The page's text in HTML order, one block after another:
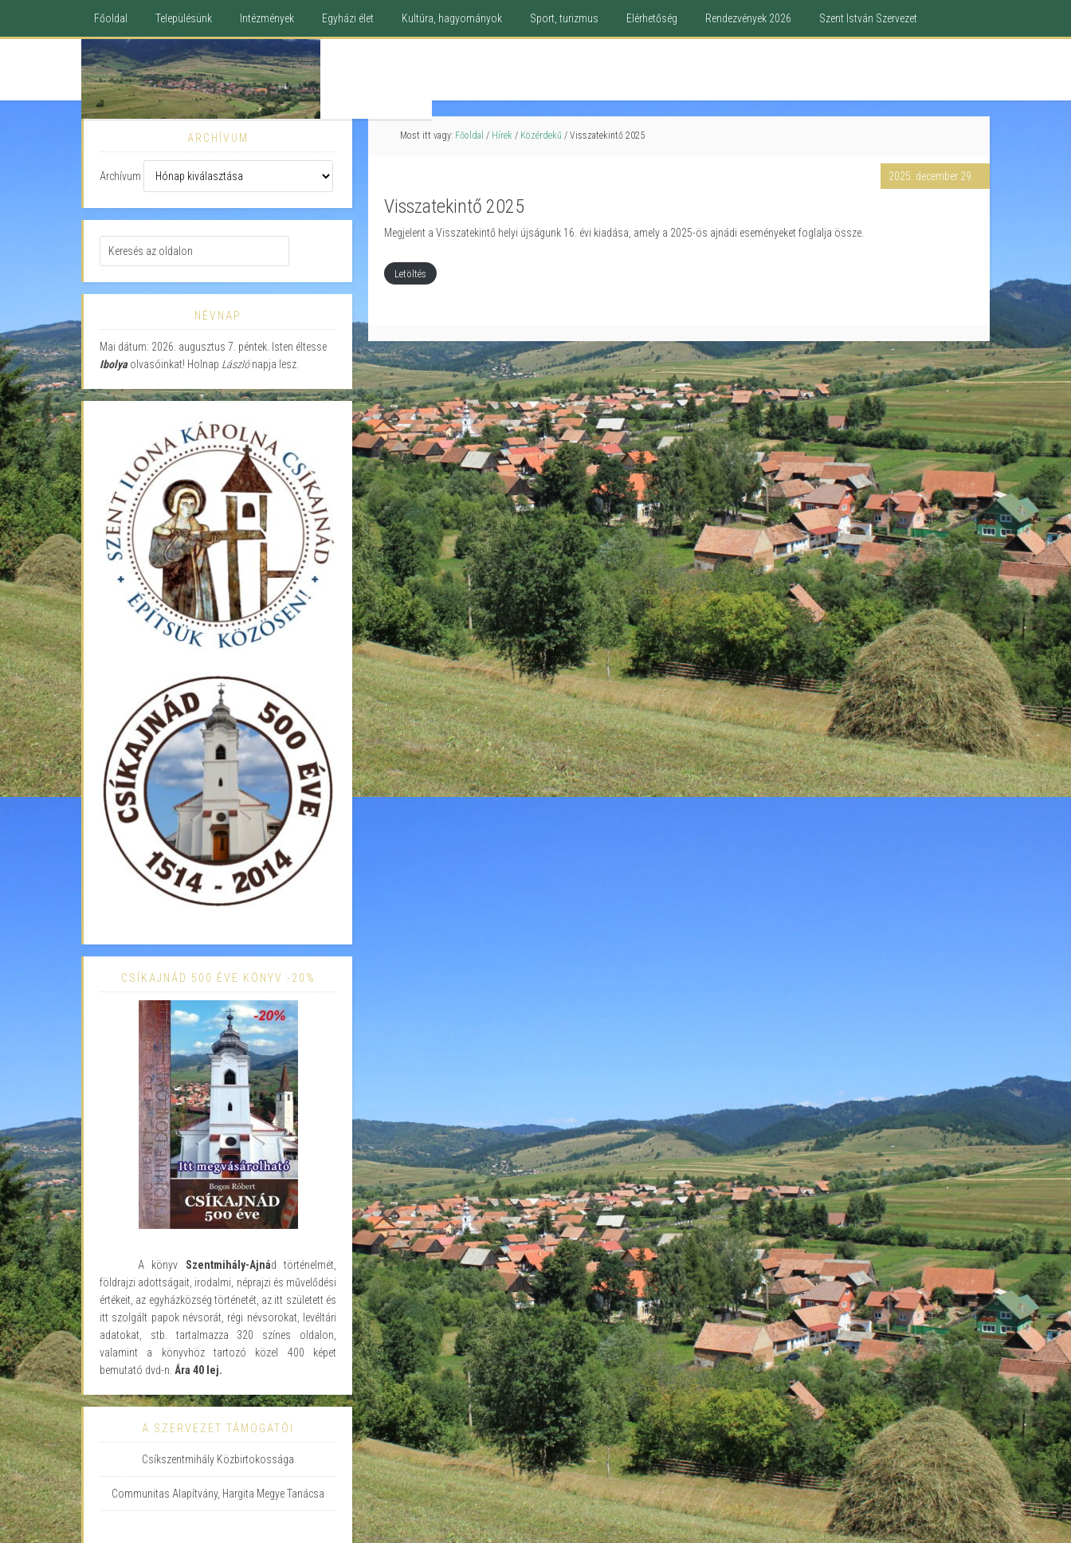
Főoldal Településünk Intézmények Egyházi élet Kultúra, hagyományok Sport, turizmus Elérhetőség Rendezvények 2026 Szent István Szervezet
Most itt vagy: Főoldal / Hírek / Közérdekű / Visszatekintő 2025
2025. december 29.
Visszatekintő 2025
Megjelent a Visszatekintő helyi újságunk 16. évi kiadása, amely a 2025-ös ajnádi eseményeket foglalja össze.
Letöltés
ARCHÍVUM
Archívum
NÉVNAP
Mai dátum: 2026. augusztus 7. péntek. Isten éltesse
Ibolyaolvasóinkat! Holnap Lászlónapja lesz.
CSÍKAJNÁD 500 ÉVE KÖNYV -20%
A könyv Szentmihály-Ajnád történelmét,
földrajzi adottságait, irodalmi, néprajzi és művelődési
értékeit, az egyházközség történetét, az itt született és
itt szolgált papok névsorát, régi névsorokat, levéltári
adatokat, stb. tartalmazza 320 színes oldalon,
valamint a könyvhöz tartozó közel 400 képet
bemutató dvd-n. Ára 40 lej.
A SZERVEZET TÁMOGATÓI
Csíkszentmihály Közbirtokossága
Communitas Alapítvány, Hargita Megye Tanácsa